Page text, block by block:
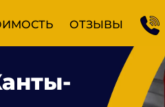
ОТЗЫВЫ